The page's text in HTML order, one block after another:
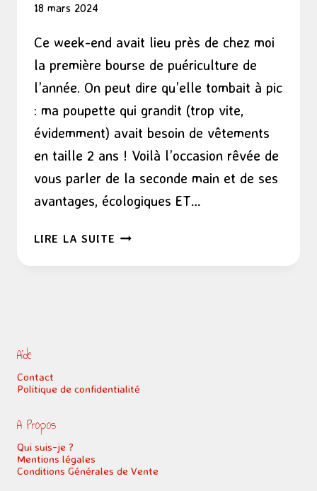
18 mars 2024
Ce week-end avait lieu près de chez moi
la première bourse de puériculture de
l’année. On peut dire qu’elle tombait à pic
: ma poupette qui grandit (trop vite,
évidemment) avait besoin de vêtements
en taille 2 ans ! Voilà l’occasion rêvée de
vous parler de la seconde main et de ses
avantages, écologiques ET…
LIRE LA SUITE LA
MAIN,
Aide
Contact
Politique de confidentialité
A Propos
Qui suis-je ?
Mentions légales
Conditions Générales de Vente